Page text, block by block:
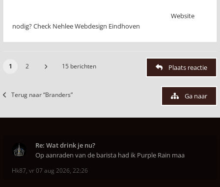
Website
nodig? Check Nehlee Webdesign Eindhoven
1 2 15 berichten Plaats reactie
Terug naar “Branders” Ga naar
Re: Wat drink je nu?
Op aanraden van de barista had ik Purple Rain maa
Hk87, vr 07 aug 2026, 22:26